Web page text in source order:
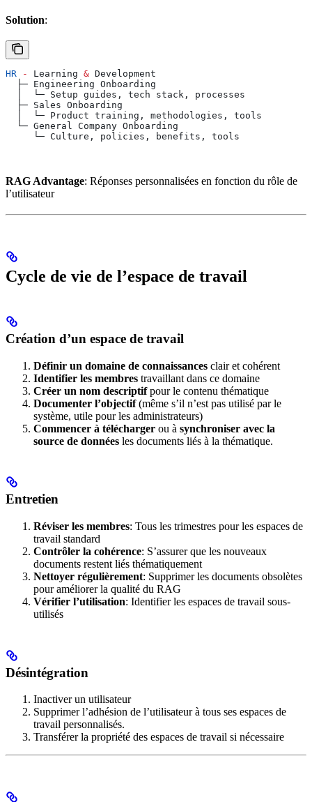
Solution:
HR - Learning & Development
  ├─
Engineering Onboarding
  │  └─
Setup guides , tech stack , processes
  ├─
Sales Onboarding
  │  └─
Product training , methodologies , tools
  └─
General Company Onboarding
     └─
Culture , policies , benefits , tools
RAG Advantage: Réponses personnalisées en fonction du rôle de
l’utilisateur
Cycle de vie de l’espace de travail
Création d’un espace de travail
Définir un domaine de connaissances clair et cohérent
Identifier les membres travaillant dans ce domaine
Créer un nom descriptifpour le contenu thématique
Documenter l’objectif(même s’il n’est pas utilisé par le
système, utile pour les administrateurs)
Commencer à télécharger ou à synchroniser avec la
source de données les documents liés à la thématique.
Entretien
Réviser les membres: Tous les trimestres pour les espaces de
travail standard
Contrôler la cohérence: S’assurer que les nouveaux
documents restent liés thématiquement
Nettoyer régulièrement: Supprimer les documents obsolètes
pour améliorer la qualité du RAG
Vérifier l’utilisation: Identifier les espaces de travail sous-
utilisés
Désintégration
Inactiver un utilisateur
Supprimer l’adhésion de l’utilisateur à tous ses espaces de
travail personnalisés.
Transférer la propriété des espaces de travail si nécessaire